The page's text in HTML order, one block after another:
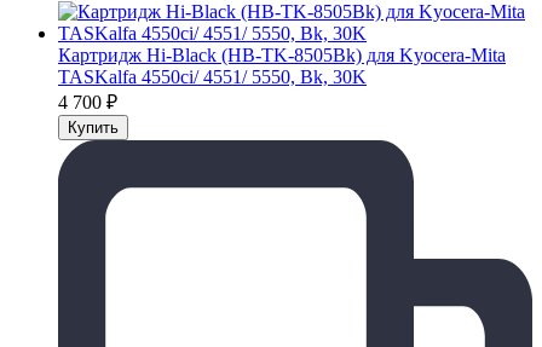
Картридж Hi-Black (HB-TK-8505Bk) для Kyocera-Mita
TASKalfa 4550ci/ 4551/ 5550, Bk, 30K
4 700 ₽